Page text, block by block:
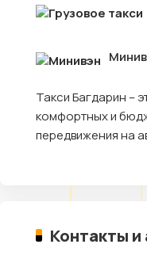
Такси Багдарин –
комфортных и
передвижения на
Контакты